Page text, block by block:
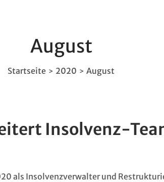
August
Startseite > 2020 > August
Insolvenz-
als Insolvenzverwalter und